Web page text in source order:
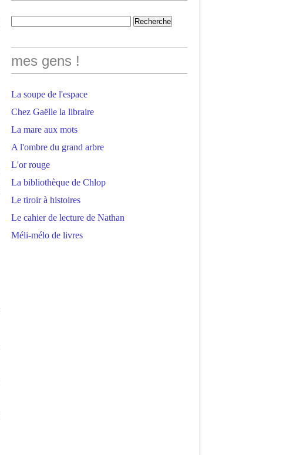
mes gens !
La soupe de l'espace
Chez Gaëlle la libraire
La mare aux mots
A l'ombre du grand arbre
L'or rouge
La bibliothèque de Chlop
Le tiroir à histoires
Le cahier de lecture de Nathan
Méli-mélo de livres